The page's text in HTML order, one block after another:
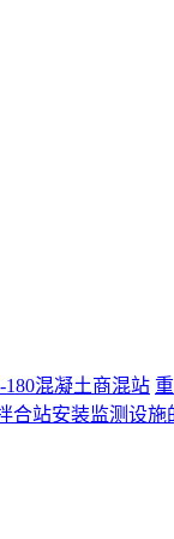
180混凝土商混站
合站安装监测设施